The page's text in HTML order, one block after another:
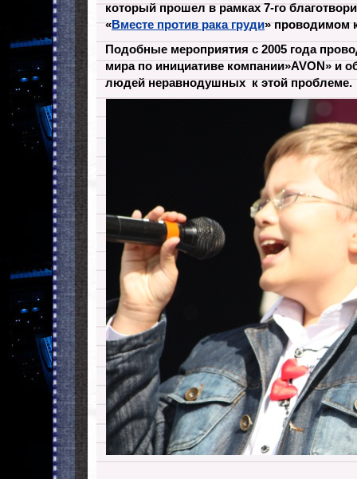
который прошел в рамках 7-го
«Вместе против рака груди» проводимом
Подобные мероприятия с 2005 года
мира по инициативе компании»AVON» и
людей неравнодушных к этой проблеме.